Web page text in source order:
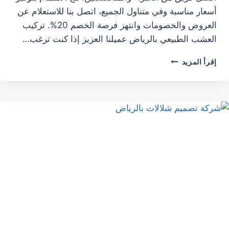
أسعار مناسبة وفي متناول الجميع، اتصل بنا للاستعلام عن
العروض والخصومات وانتهز فرصة الخصم 20%. تركيب
العشب الطبيعي بالرياض عميلنا العزيز إذا كنت ترغب…
إقرأ المزيد عشب